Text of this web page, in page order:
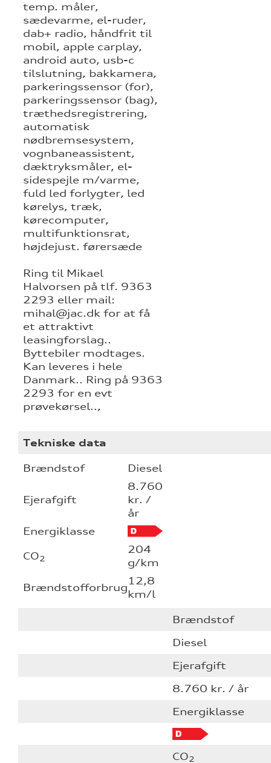
temp. måler,
sædevarme, el-ruder,
dab+ radio, håndfrit til
mobil, apple carplay,
android auto, usb-c
tilslutning, bakkamera,
parkeringssensor (for),
parkeringssensor (bag),
træthedsregistrering,
automatisk
nødbremsesystem,
vognbaneassistent,
dæktryksmåler, el-
sidespejle m/varme,
fuld led forlygter, led
kørelys, træk,
kørecomputer,
multifunktionsrat,
højdejust. førersæde
Ring til Mikael
Halvorsen på tlf. 9363
2293 eller mail:
mihal@jac.dk for at få
et attraktivt
leasingforslag..
Byttebiler modtages.
Kan leveres i hele
Danmark.. Ring på 9363
2293 for en evt
prøvekørsel..,
Tekniske data
Brændstof Diesel
Ejerafgift
8.760
kr. /
år
Energiklasse
CO2
204
g/km
Brændstofforbrug
12,8
km/l
Brændstof
Diesel
Ejerafgift
8.760 kr. / år
Energiklasse
CO2